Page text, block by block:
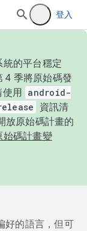
登入
的平台穩定
4 季將原始碼發
使用 android-
資訊清
放原始碼計畫的
碼計畫變
好的語言，但可